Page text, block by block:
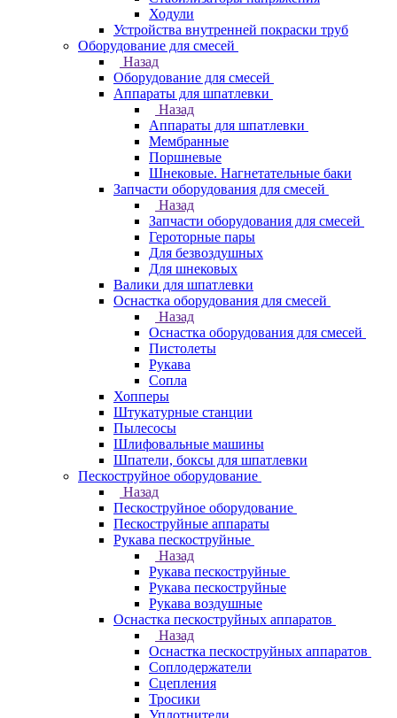
Ходули
Устройства внутренней покраски труб
Оборудование для смесей
Назад
Оборудование для смесей
Аппараты для шпатлевки
Назад
Аппараты для шпатлевки
Мембранные
Поршневые
Шнековые. Нагнетательные баки
Запчасти оборудования для смесей
Назад
Запчасти оборудования для смесей
Героторные пары
Для безвоздушных
Для шнековых
Валики для шпатлевки
Оснастка оборудования для смесей
Назад
Оснастка оборудования для смесей
Пистолеты
Рукава
Сопла
Хопперы
Штукатурные станции
Пылесосы
Шлифовальные машины
Шпатели, боксы для шпатлевки
Пескоструйное оборудование
Назад
Пескоструйное оборудование
Пескоструйные аппараты
Рукава пескоструйные
Назад
Рукава пескоструйные
Рукава пескоструйные
Рукава воздушные
Оснастка пескоструйных аппаратов
Назад
Оснастка пескоструйных аппаратов
Соплодержатели
Сцепления
Тросики
Уплотнители